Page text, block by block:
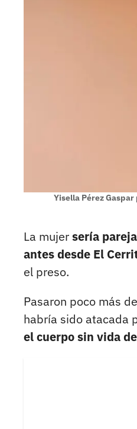
Yisella Pérez
La mujersería
antes desde El
el preso.
Pasaron poco más
habría sido atacada
el cuerpo sin vida